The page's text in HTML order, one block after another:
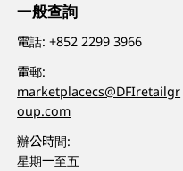
一般查詢
電話:+852 2299 3966
電郵:
marketplacecs@DFIretailgr
oup.com
辦公時間:
星期一至五